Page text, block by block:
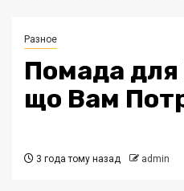
Разное
Помада для
що Вам
3 года тому назад admin